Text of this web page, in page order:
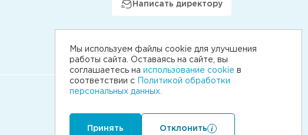
Мы используем файлы cookie для улучшения
работы сайта. Оставаясь на сайте, вы
соглашаетесь на использование cookie в
соответствии с
Политикой обработки
персональных данных.
Принять Отклонить
Написать директору